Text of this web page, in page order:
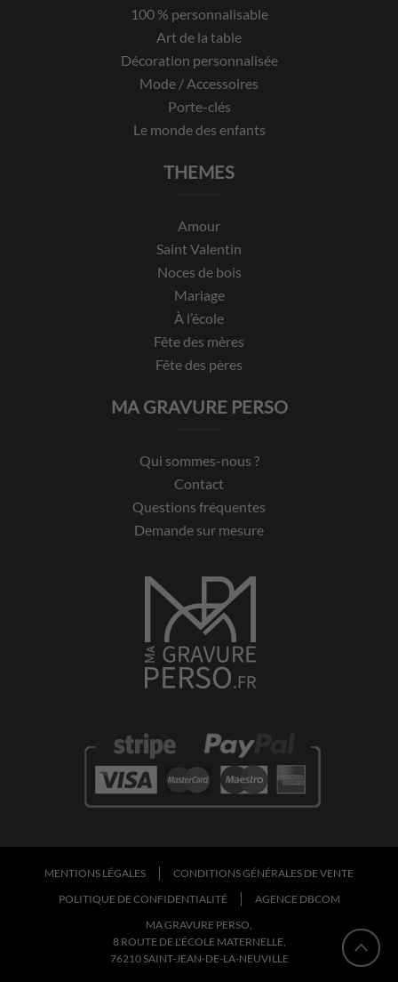
100 % personnalisable
Art de la table
Décoration personnalisée
Mode / Accessoires
Porte-clés
Le monde des enfants
THEMES
Amour
Saint Valentin
Noces de bois
Mariage
À l’école
Fête des mères
Fête des pères
MA GRAVURE PERSO
Qui sommes-nous ?
Contact
Questions fréquentes
Demande sur mesure
MENTIONS LÉGALES
CONDITIONS GÉNÉRALES DE VENTE
POLITIQUE DE CONFIDENTIALITÉ
AGENCE DBCOM
MA GRAVURE PERSO,
8 ROUTE DE L'ÉCOLE MATERNELLE,
76210 SAINT-JEAN-DE-LA-NEUVILLE